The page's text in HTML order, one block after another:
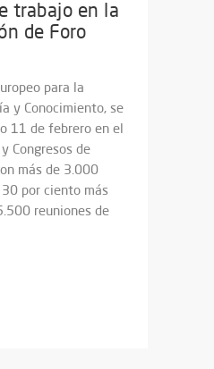
trabajo en la
de Foro
para la
y Conocimiento, se
11 de febrero en el
Congresos de
más de 3.000
por ciento más
reuniones de